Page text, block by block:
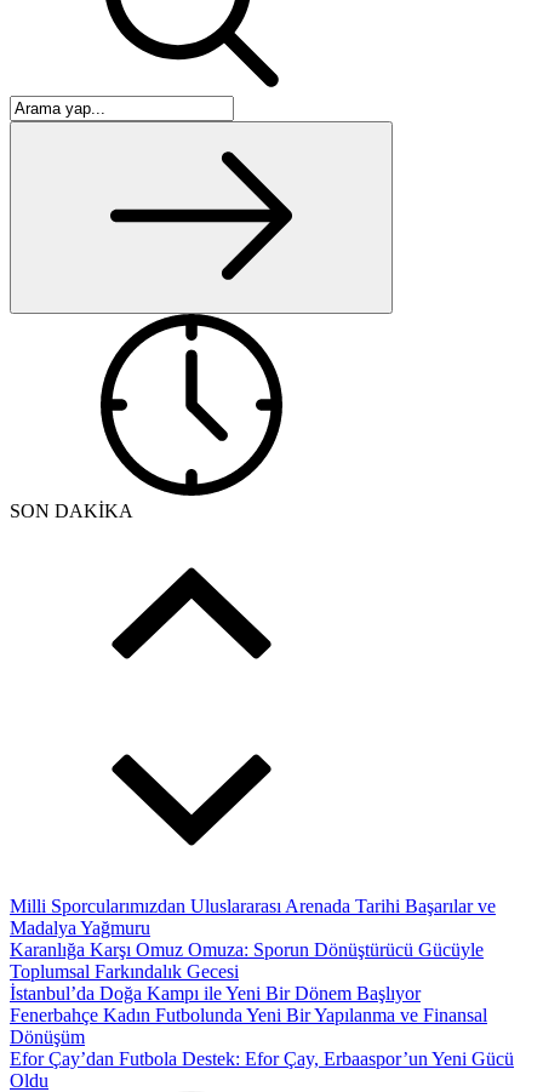
SON DAKİKA
Milli Sporcularımızdan Uluslararası Arenada Tarihi Başarılar ve
Madalya Yağmuru
Karanlığa Karşı Omuz Omuza: Sporun Dönüştürücü Gücüyle
Toplumsal Farkındalık Gecesi
İstanbul’da Doğa Kampı ile Yeni Bir Dönem Başlıyor
Fenerbahçe Kadın Futbolunda Yeni Bir Yapılanma ve Finansal
Dönüşüm
Efor Çay’dan Futbola Destek: Efor Çay, Erbaaspor’un Yeni Gücü
Oldu